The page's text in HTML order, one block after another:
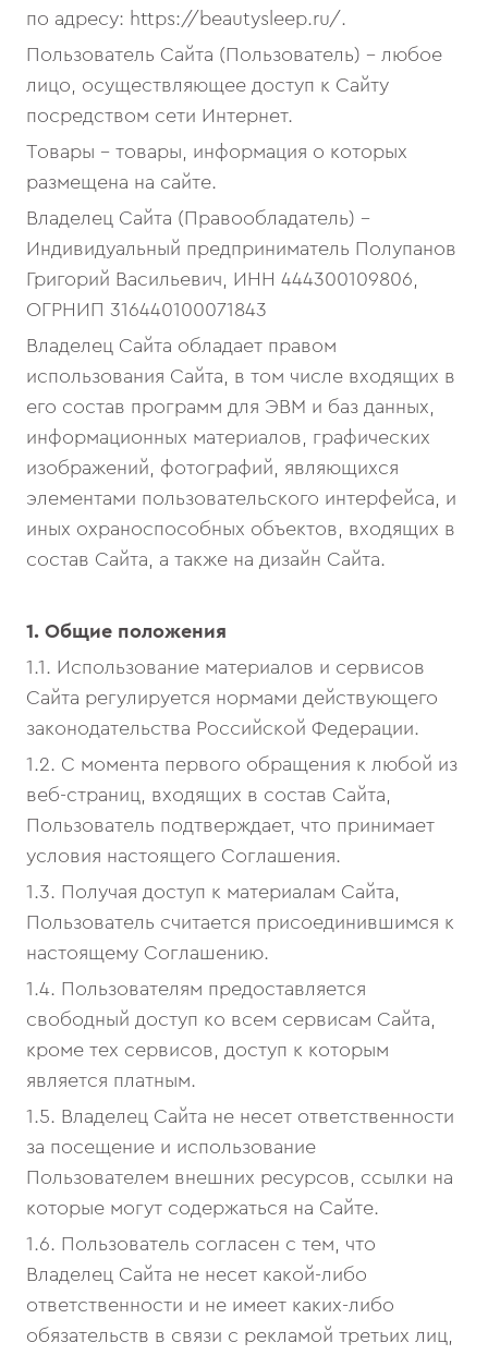
по адресу: https://beautysleep.ru/.
Пользователь Сайта (Пользователь) – любое
лицо, осуществляющее доступ к Сайту
посредством сети Интернет.
Товары - товары, информация о которых
размещена на сайте.
Владелец Сайта (Правообладатель) –
Индивидуальный предприниматель Полупанов
Григорий Васильевич, ИНН 444300109806,
ОГРНИП 316440100071843
Владелец Сайта обладает правом
использования Сайта, в том числе входящих в
его состав программ для ЭВМ и баз данных,
информационных материалов, графических
изображений, фотографий, являющихся
элементами пользовательского интерфейса, и
иных охраноспособных объектов, входящих в
состав Сайта, а также на дизайн Сайта.
1. Общие положения
1.1. Использование материалов и сервисов
Сайта регулируется нормами действующего
законодательства Российской Федерации.
1.2. С момента первого обращения к любой из
веб-страниц, входящих в состав Сайта,
Пользователь подтверждает, что принимает
условия настоящего Соглашения.
1.3. Получая доступ к материалам Сайта,
Пользователь считается присоединившимся к
настоящему Соглашению.
1.4. Пользователям предоставляется
свободный доступ ко всем сервисам Сайта,
кроме тех сервисов, доступ к которым
является платным.
1.5. Владелец Сайта не несет ответственности
за посещение и использование
Пользователем внешних ресурсов, ссылки на
которые могут содержаться на Сайте.
1.6. Пользователь согласен с тем, что
Владелец Сайта не несет какой-либо
ответственности и не имеет каких-либо
обязательств в связи с рекламой третьих лиц,